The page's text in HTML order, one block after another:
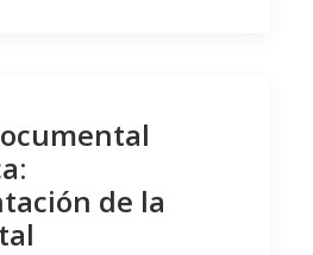
de la